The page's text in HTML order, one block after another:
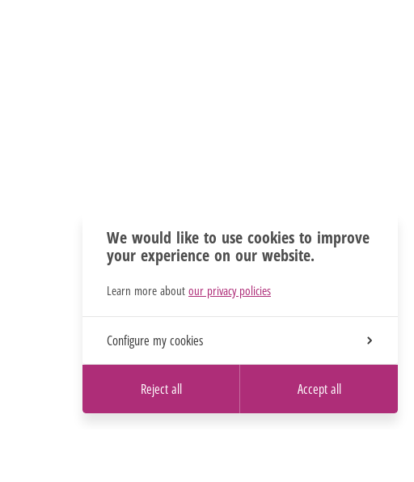
We would like to use cookies to improve
your experience on our website.
Learn more about our privacy policies
Configure my cookies
Reject all Accept all